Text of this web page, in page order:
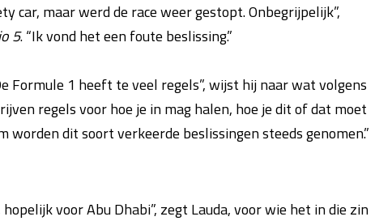
car, maar werd de race weer gestopt. Onbegrijpelijk”,
5. “Ik vond het een foute beslissing.”
Formule 1 heeft te veel regels”, wijst hij naar wat volgens
regels voor hoe je in mag halen, hoe je dit of dat moet
dit soort verkeerde beslissingen steeds genomen.”
voor Abu Dhabi”, zegt Lauda, voor wie het in die zin